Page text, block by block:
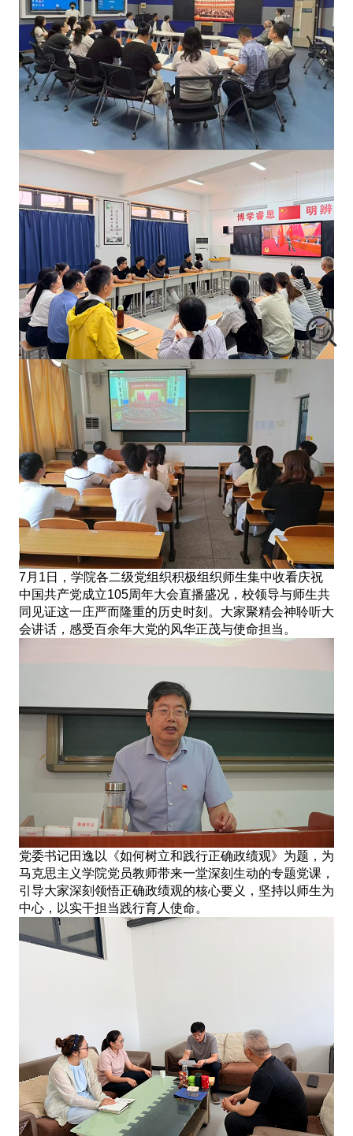
7月1日，学院各二级党组织积极组织师生集中收看庆祝
中国共产党成立105周年大会直播盛况，校领导与师生共
同见证这一庄严而隆重的历史时刻。大家聚精会神聆听大
会讲话，感受百余年大党的风华正茂与使命担当。
党委书记田逸以《如何树立和践行正确政绩观》为题，为
马克思主义学院党员教师带来一堂深刻生动的专题党课，
引导大家深刻领悟正确政绩观的核心要义，坚持以师生为
中心，以实干担当践行育人使命。